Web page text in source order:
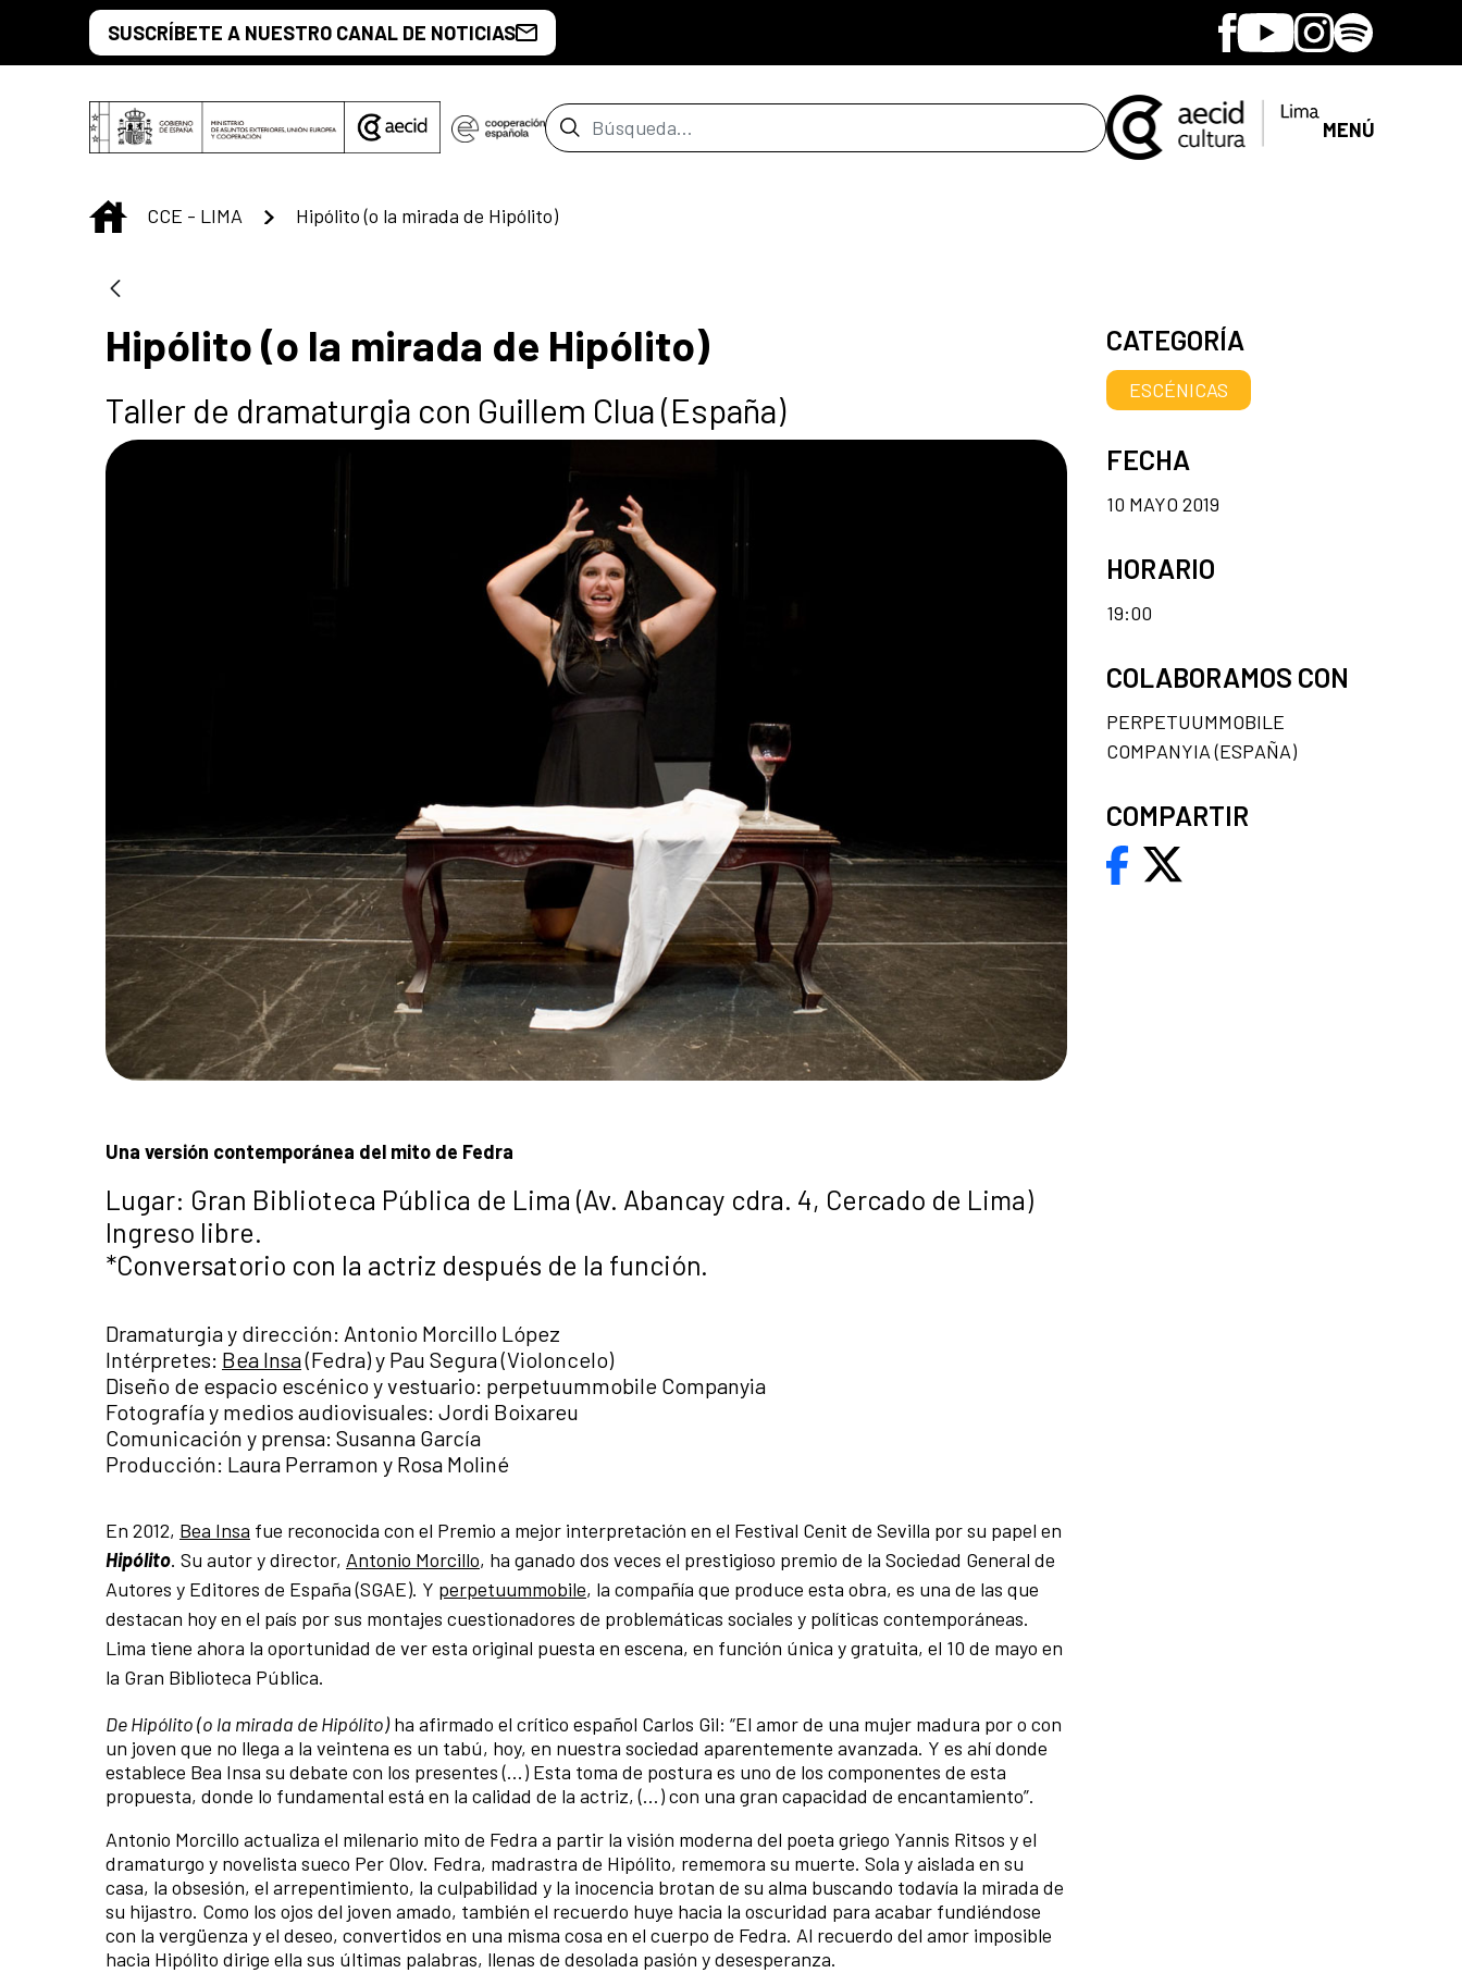
Saltar al contenido principal
SUSCRÍBETE A NUESTRO CANAL DE NOTICIAS Facebook
YoutubeInstagram
Spotify
Barra de búsqueda MENÚ
INICIO
CCE - LIMA Hipólito (o la mirada de Hipólito)
Hipólito (o la mirada de Hipólito)
Taller de dramaturgia con Guillem Clua (España)
Una versión contemporánea del mito de Fedra
Lugar: Gran Biblioteca Pública de Lima (Av. Abancay cdra. 4, Cercado de Lima)
Ingreso libre.
*Conversatorio con la actriz después de la función.
Dramaturgia y dirección: Antonio Morcillo López
Intérpretes: Bea Insa(Fedra) y Pau Segura (Violoncelo)
Diseño de espacio escénico y vestuario: perpetuummobile Companyia
Fotografía y medios audiovisuales: Jordi Boixareu
Comunicación y prensa: Susanna García
Producción: Laura Perramon y Rosa Moliné
En 2012, Bea Insa fue reconocida con el Premio a mejor interpretación en el Festival Cenit de Sevilla por su papel en
Hipólito. Su autor y director, Antonio Morcillo, ha ganado dos veces el prestigioso premio de la Sociedad General de
Autores y Editores de España (SGAE). Y perpetuummobile, la compañía que produce esta obra, es una de las que
destacan hoy en el país por sus montajes cuestionadores de problemáticas sociales y políticas contemporáneas.
Lima tiene ahora la oportunidad de ver esta original puesta en escena, en función única y gratuita, el 10 de mayo en
la Gran Biblioteca Pública.
De Hipólito (o la mirada de Hipólito)ha afirmado el crítico español Carlos Gil: “El amor de una mujer madura por o con
un joven que no llega a la veintena es un tabú, hoy, en nuestra sociedad aparentemente avanzada. Y es ahí donde
establece Bea Insa su debate con los presentes (…) Esta toma de postura es uno de los componentes de esta
propuesta, donde lo fundamental está en la calidad de la actriz, (…) con una gran capacidad de encantamiento”.
Antonio Morcillo actualiza el milenario mito de Fedra a partir la visión moderna del poeta griego Yannis Ritsos y el
dramaturgo y novelista sueco Per Olov. Fedra, madrastra de Hipólito, rememora su muerte. Sola y aislada en su
casa, la obsesión, el arrepentimiento, la culpabilidad y la inocencia brotan de su alma buscando todavía la mirada de
su hijastro. Como los ojos del joven amado, también el recuerdo huye hacia la oscuridad para acabar fundiéndose
con la vergüenza y el deseo, convertidos en una misma cosa en el cuerpo de Fedra. Al recuerdo del amor imposible
hacia Hipólito dirige ella sus últimas palabras, llenas de desolada pasión y desesperanza.
CATEGORÍA
ESCÉNICAS
FECHA
10 MAYO 2019
HORARIO
19:00
COLABORAMOS CON
PERPETUUMMOBILE
COMPANYIA (ESPAÑA)
COMPARTIR